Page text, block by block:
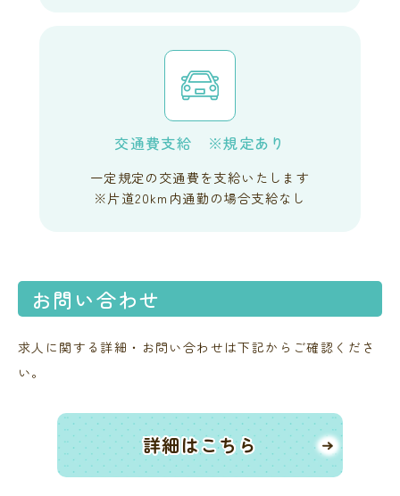
交通費支給 ※規定あり
一定規定の交通費を支給いたします
※片道20km内通勤の場合支給なし
お問い合わせ
求人に関する詳細・お問い合わせは下記からご確認くださ
い。
詳細はこちら